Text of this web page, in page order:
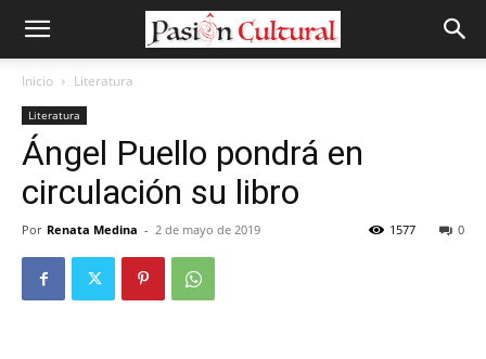
Inicio Literatura
Literatura
Ángel Puello pondrá en
circulación su libro
Por Renata Medina - 2 de mayo de 2019 0
1577